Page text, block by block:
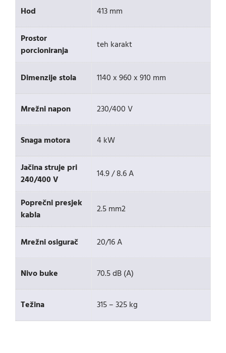
Hod 413 mm
Prostor
porcioniranja
teh karakt
Dimenzije stola 1140 x 960 x 910 mm
Mrežni napon 230/400 V
Snaga motora 4 kW
Jačina struje pri
240/400 V
14.9 / 8.6 A
Poprečni presjek
kabla
2.5 mm2
Mrežni osigurač 20/16 A
Nivo buke 70.5 dB (A)
Težina 315 – 325 kg